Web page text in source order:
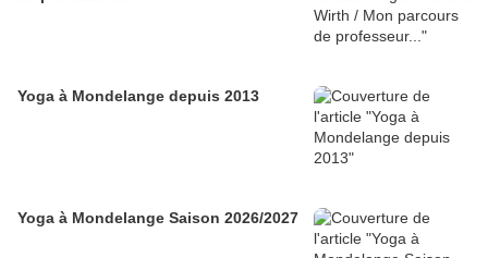
Yoga à Mondelange depuis 2013
Yoga à Mondelange Saison 2026/2027